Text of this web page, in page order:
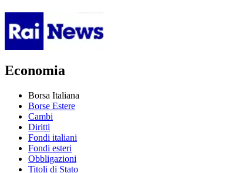
Economia
Borsa Italiana
Borse Estere
Cambi
Diritti
Fondi italiani
Fondi esteri
Obbligazioni
Titoli di Stato